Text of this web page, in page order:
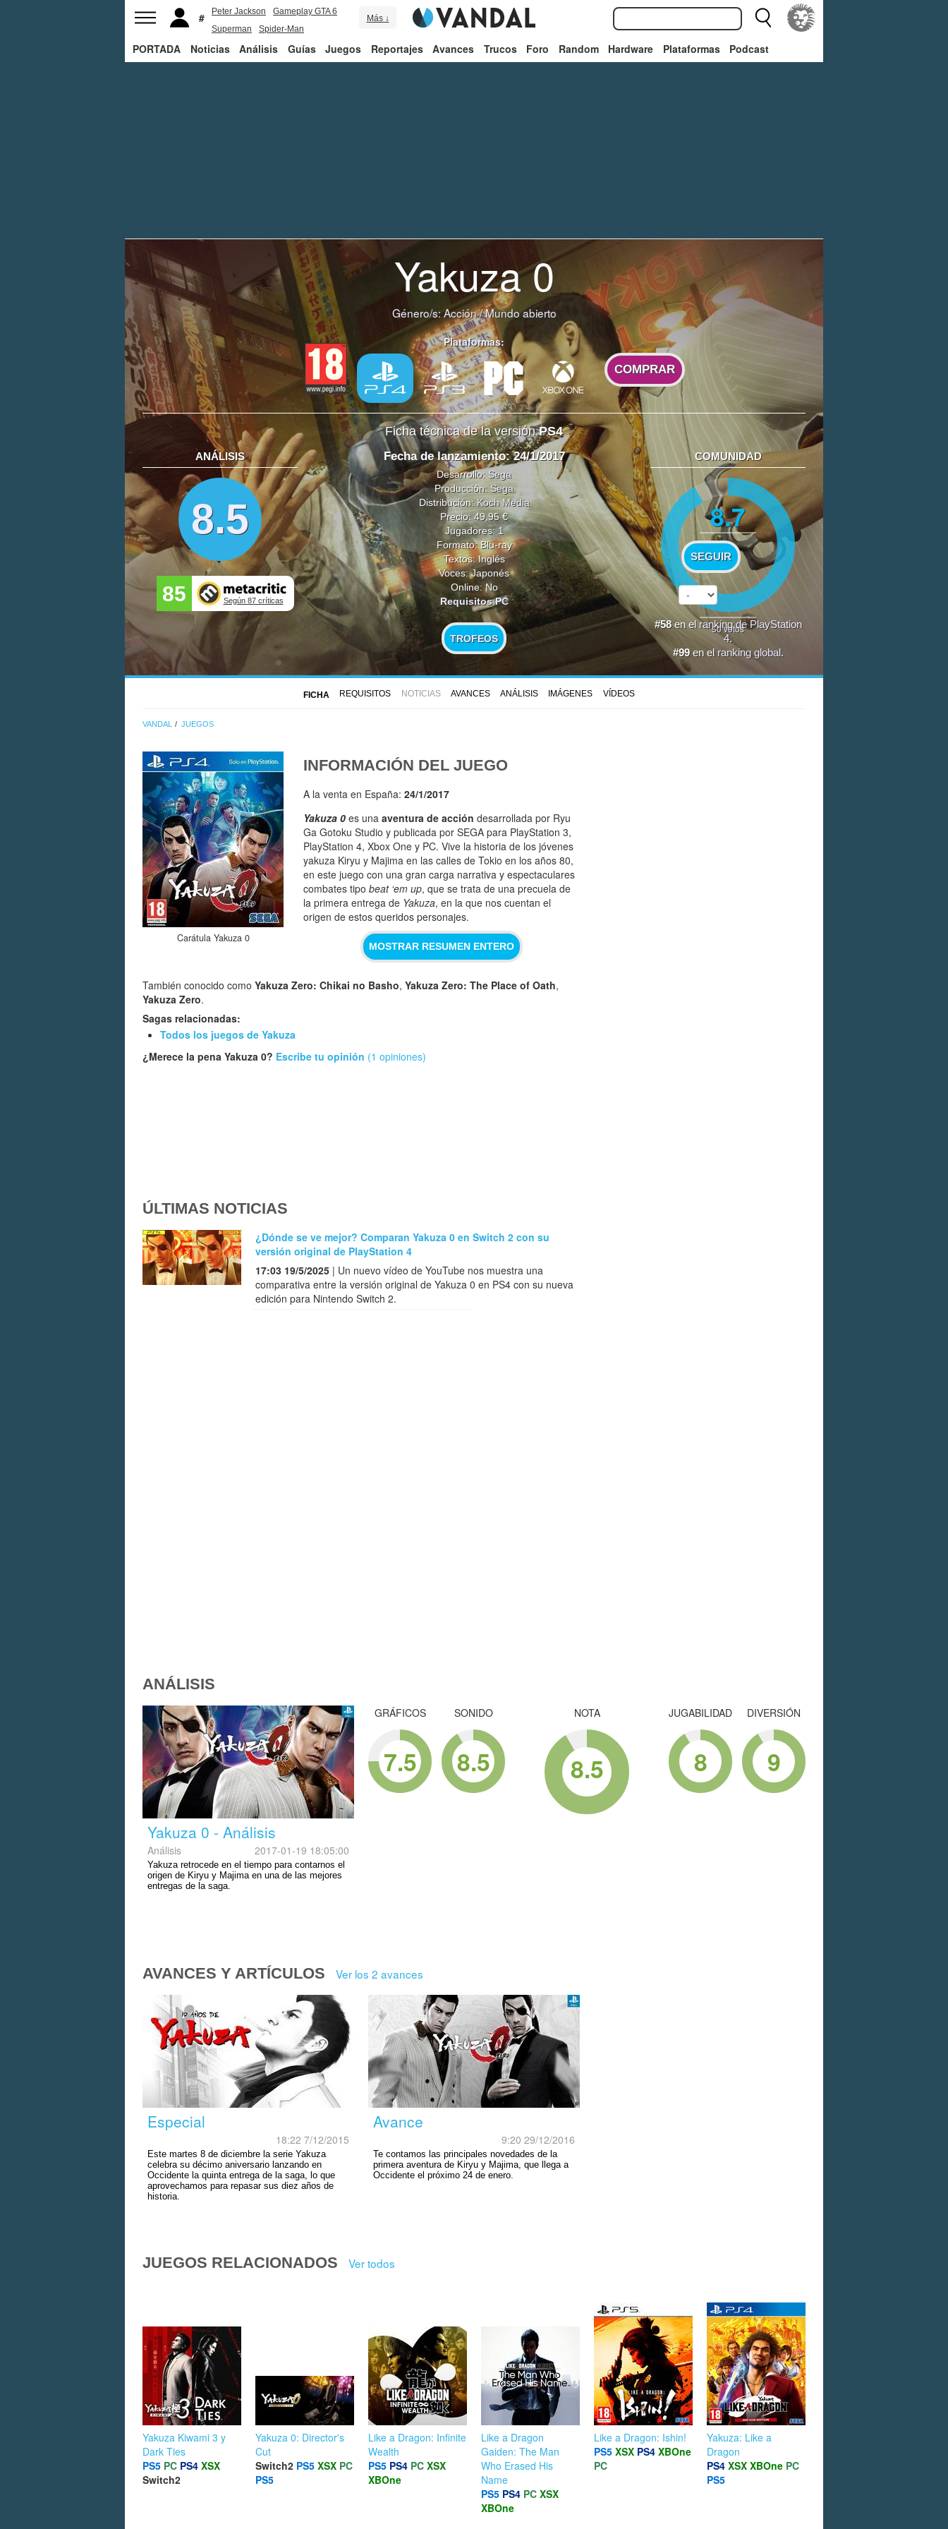
Peter Jackson
Gameplay GTA 6
Superman
Spider-Man
Más ↓
PORTADA Noticias Análisis Guías Juegos Reportajes Avances Trucos Foro Random Hardware Plataformas Podcast
Yakuza 0
Género/s:Acción/Mundo abierto
Plataformas:
COMPRAR
Ficha técnica de la versiónPS4
ANÁLISIS
8.5
85 Según 87 críticas
Fecha de lanzamiento: 24/1/2017
Desarrollo:Sega
Producción: Sega
Distribución: Koch Media
Precio: 49,95 €
Jugadores: 1
Formato: Blu-ray
Textos: Inglés
Voces: Japonés
Online: No
Requisitos PC
TROFEOS
COMUNIDAD
8.7
SEGUIR
50votos
#58en el ranking de PlayStation
4.
#99en el ranking global.
FICHA REQUISITOS NOTICIAS AVANCES ANÁLISIS IMÁGENES VÍDEOS
VANDAL JUEGOS
Carátula Yakuza 0
INFORMACIÓN DEL JUEGO
A la venta en España: 24/1/2017
Yakuza 0 es una aventura de acción desarrollada por Ryu
Ga Gotoku Studio y publicada por SEGA para PlayStation 3,
PlayStation 4, Xbox One y PC. Vive la historia de los jóvenes
yakuza Kiryu y Majima en las calles de Tokio en los años 80,
en este juego con una gran carga narrativa y espectaculares
combates tipo beat ‘em up, que se trata de una precuela de
la primera entrega de Yakuza, en la que nos cuentan el
origen de estos queridos personajes.
MOSTRAR RESUMEN ENTERO
También conocido como Yakuza Zero: Chikai no Basho, Yakuza Zero: The Place of Oath,
Yakuza Zero.
Sagas relacionadas:
Todos los juegos de Yakuza
¿Merece la pena Yakuza 0? Escribe tu opinión (1 opiniones)
ÚLTIMAS NOTICIAS
¿Dónde se ve mejor? Comparan Yakuza 0 en Switch 2 con su
versión original de PlayStation 4
17:03 19/5/2025 | Un nuevo vídeo de YouTube nos muestra una
comparativa entre la versión original de Yakuza 0 en PS4 con su nueva
edición para Nintendo Switch 2.
ANÁLISIS
Yakuza 0 - Análisis
Análisis 2017-01-19 18:05:00
Yakuza retrocede en el tiempo para contarnos el
origen de Kiryu y Majima en una de las mejores
entregas de la saga.
GRÁFICOS
7.5
SONIDO
8.5
NOTA
8.5
DIVERSIÓN
9
JUGABILIDAD
8
AVANCES Y ARTÍCULOS Ver los 2 avances
Especial
18:22 7/12/2015
Este martes 8 de diciembre la serie Yakuza
celebra su décimo aniversario lanzando en
Occidente la quinta entrega de la saga, lo que
aprovechamos para repasar sus diez años de
historia.
Avance
9:20 29/12/2016
Te contamos las principales novedades de la
primera aventura de Kiryu y Majima, que llega a
Occidente el próximo 24 de enero.
JUEGOS RELACIONADOS Ver todos
Yakuza Kiwami 3 y
Dark Ties
PS5 PC PS4 XSX
Switch2
Yakuza 0: Director's
Cut
Switch2 PS5 XSX PC
PS5
Like a Dragon: Infinite
Wealth
PS5 PS4 PC XSX
XBOne
Like a Dragon
Gaiden: The Man
Who Erased His
Name
PS5 PS4 PC XSX
XBOne
Like a Dragon: Ishin!
PS5 XSX PS4 XBOne
PC
Yakuza: Like a
Dragon
PS4 XSX XBOne PC
PS5